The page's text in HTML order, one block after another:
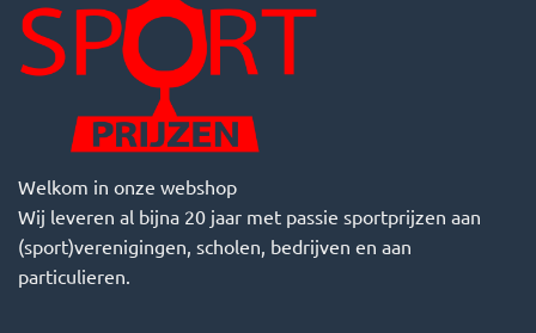
Welkom in onze webshop
Wij leveren al bijna 20 jaar met passie sportprijzen aan
(sport)verenigingen, scholen, bedrijven en aan
particulieren.